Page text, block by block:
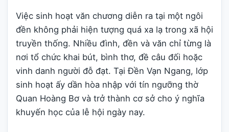
Việc sinh hoạt văn chương diễn ra tại một ngôi
đền không phải hiện tượng quá xa lạ trong xã hội
truyền thống. Nhiều đình, đền và văn chỉ từng là
nơi tổ chức khai bút, bình thơ, đề câu đối hoặc
vinh danh người đỗ đạt. Tại Đền Vạn Ngang, lớp
sinh hoạt ấy dần hòa nhập với tín ngưỡng thờ
Quan Hoàng Bơ và trở thành cơ sở cho ý nghĩa
khuyến học của lễ hội ngày nay.